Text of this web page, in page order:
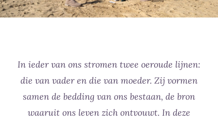
In ieder van ons stromen twee oeroude lijnen:
die van vader en die van moeder. Zij vormen
samen de bedding van ons bestaan, de bron
waaruit ons leven zich ontvouwt. In deze